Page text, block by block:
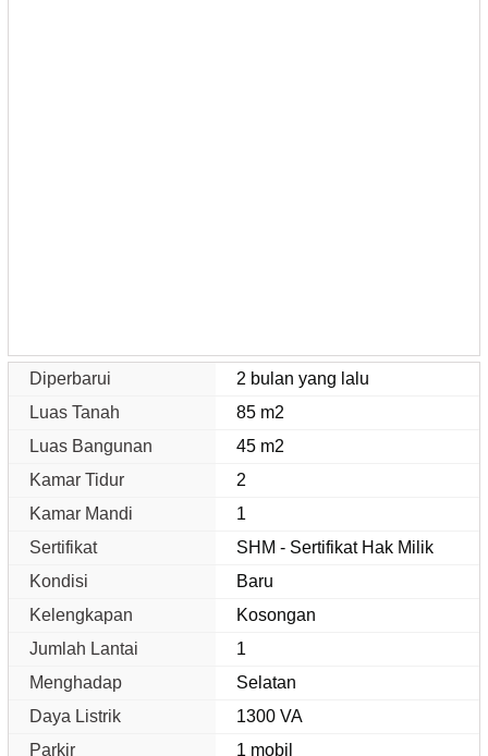
Diperbarui
2 bulan yang lalu
Luas Tanah
85 m2
Luas Bangunan
45 m2
Kamar Tidur
2
Kamar Mandi
1
Sertifikat
SHM - Sertifikat Hak Milik
Kondisi
Baru
Kelengkapan
Kosongan
Jumlah Lantai
1
Menghadap
Selatan
Daya Listrik
1300 VA
Parkir
1 mobil